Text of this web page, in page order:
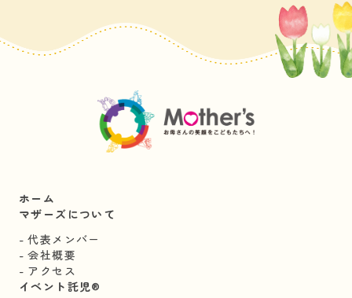
ホーム
マザーズについて
代表メンバー
会社概要
アクセス
イベント託児®︎